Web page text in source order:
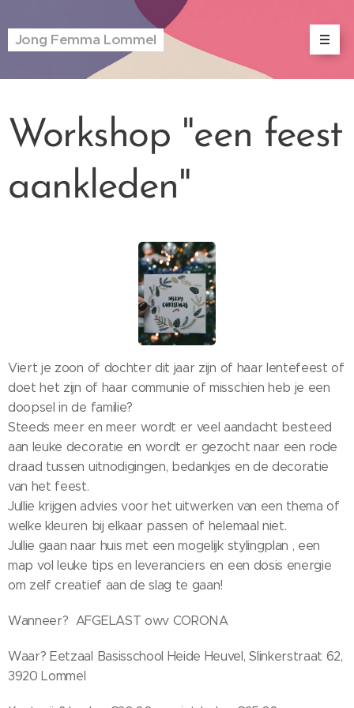
Jong Femma Lommel
Workshop "een feest
aankleden"
Viert je zoon of dochter dit jaar zijn of haar lentefeest of
doet het zijn of haar communie of misschien heb je een
doopsel in de familie?
Steeds meer en meer wordt er veel aandacht besteed
aan leuke decoratie en wordt er gezocht naar een rode
draad tussen uitnodigingen, bedankjes en de decoratie
van het feest.
Jullie krijgen advies voor het uitwerken van een thema of
welke kleuren bij elkaar passen of helemaal niet.
Jullie gaan naar huis met een mogelijk stylingplan , een
map vol leuke tips en leveranciers en een dosis energie
om zelf creatief aan de slag te gaan!
Wanneer? AFGELAST owv CORONA
Waar? Eetzaal Basisschool Heide Heuvel, Slinkerstraat 62,
3920 Lommel